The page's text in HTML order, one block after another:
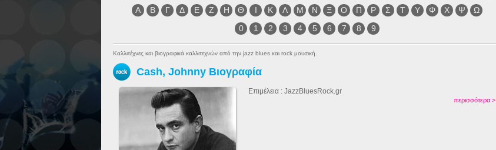
Α
Β Γ Δ Ε Ζ Η Θ Ι Κ Λ Μ Ν Ξ Ο Π Ρ Σ Τ Υ Φ Χ Ψ
Ω
0
1 2 3 4 5 6 7 8 9
Καλλιτέχνες και βιογραφικά καλλιτεχνών από την jazz blues και rock μουσική.
Cash, Johnny Βιογραφία
Επιμέλεια : JazzBluesRock.gr
περισσότερα >